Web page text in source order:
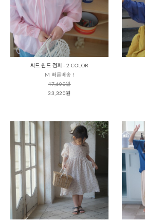
씨드 윈드 점퍼 - 2 COLOR
M 빠른배송 !
47,600원
33,320원